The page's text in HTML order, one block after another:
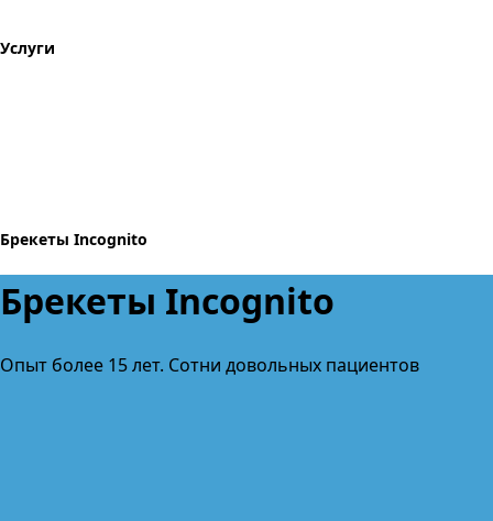
Услуги
Брекеты Incognito
Брекеты Incognito
Опыт более 15 лет. Сотни довольных пациентов